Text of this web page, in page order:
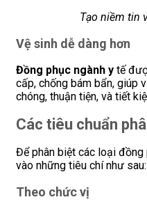
Tạo niềm tin
Vệ sinh dễ dàng hơn
Đồng phục ngành y tế
cấp, chống bám bẩn, giúp
chóng, thuận tiện, và tiết
Các tiêu chuẩn
Để phân biệt các loại đồng
vào những tiêu chí như sau:
Theo chức vị